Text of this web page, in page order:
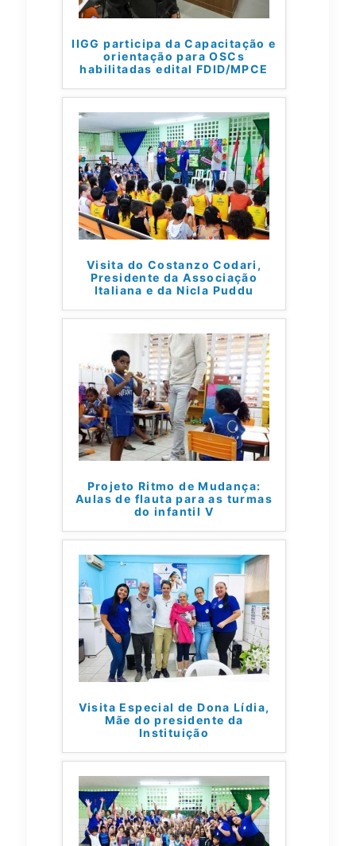
IIGG participa da Capacitação e
orientação para OSCs
habilitadas edital FDID/MPCE
Visita do Costanzo Codari,
Presidente da Associação
Italiana e da Nicla Puddu
Projeto Ritmo de Mudança:
Aulas de flauta para as turmas
do infantil V
Visita Especial de Dona Lídia,
Mãe do presidente da
Instituição